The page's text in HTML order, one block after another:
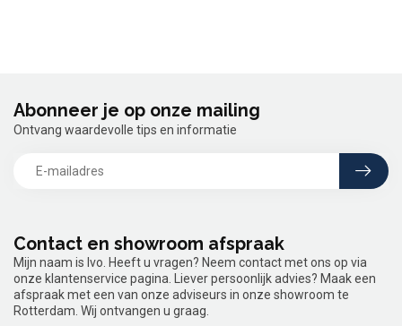
Contact en showroom afspraak
Mijn naam is Ivo. Heeft u vragen? Neem contact met ons op via
onze klantenservice pagina. Liever persoonlijk advies? Maak een
afspraak met een van onze adviseurs in onze showroom te
Rotterdam. Wij ontvangen u graag.
Abonneer je op onze mailing
Ontvang waardevolle tips en informatie